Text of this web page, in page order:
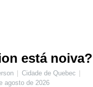
está noiva?
Cidade de Quebec
agosto de 2026